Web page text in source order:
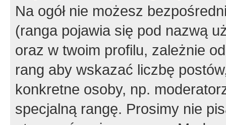
Na ogół nie możesz
(ranga pojawia się pod nazwą
oraz w twoim profilu, zależnie
rang aby wskazać liczbę
konkretne osoby, np.
specjalną rangę. Prosimy nie